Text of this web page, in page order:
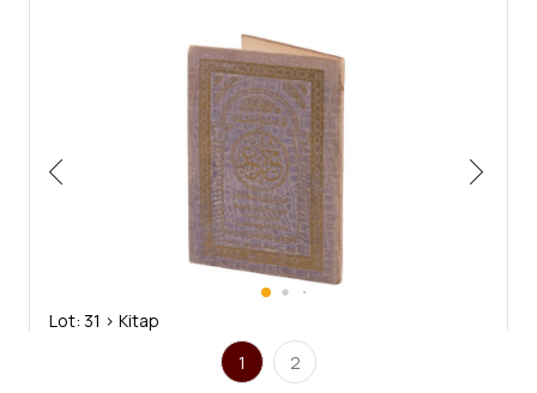
Lot: 31 > Kitap
Elif cüzü ve Amme Suresi...
KÂİDE-İ BAĞDÂDİYE ve CÜZ-Ü AMME, 1365, 62 sayfa, 14x20 cm...
1 2